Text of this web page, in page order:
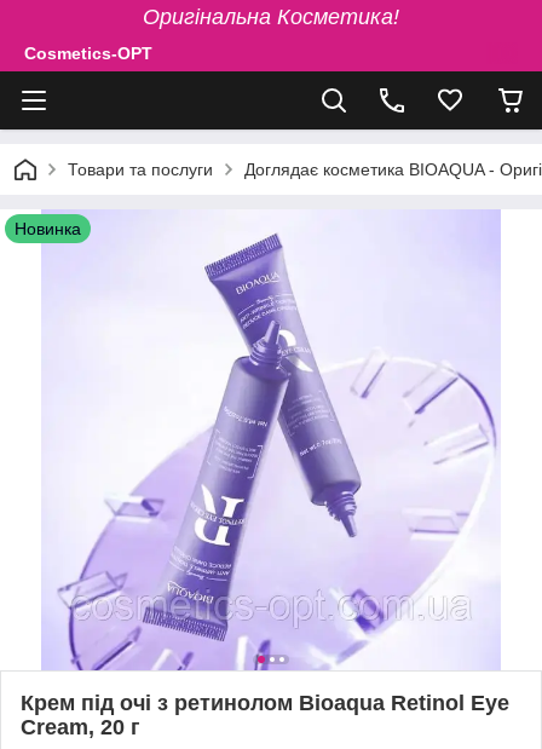
Оригінальна Косметика!
Cosmetics-OPT
Товари та послуги Доглядає косметика BIOAQUA -
Новинка
Крем під очі з ретинолом Bioaqua Retinol Eye
Cream, 20 г